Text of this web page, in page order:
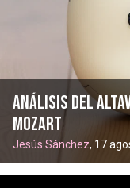
Análisis del
Mozart
Jesús Sánchez, 17